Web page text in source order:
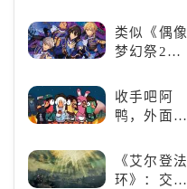
神》
类似《偶像
梦幻祭2》
游推荐：完
美还原偶像
像团
收手吧阿
鸭，外面全
《艾尔登法
环》：交界